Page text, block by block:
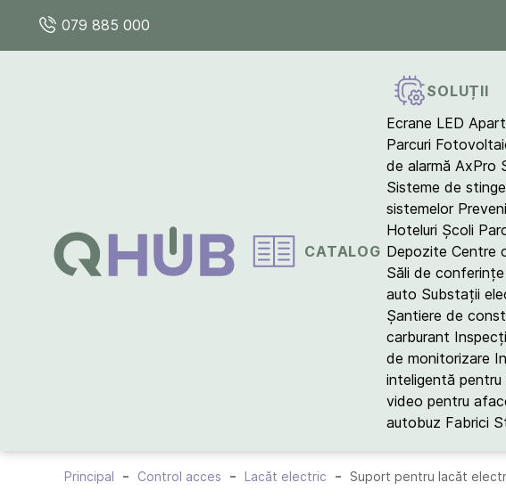
079 885 000
CATALOG
SOLUȚII
Ecrane LED
Parcuri
de alarmă AxPro
Sisteme de
sistemelor
Hoteluri Școli
Depozite Centre
Săli de conferințe
auto Substații
Șantiere de
carburant
de monitorizare
inteligentă
video pentru
autobuz Fabrici
Principal Control acces Lacăt electric Suport pentru lacăt